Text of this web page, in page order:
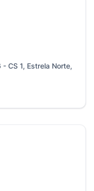
CS 1, Estrela Norte,